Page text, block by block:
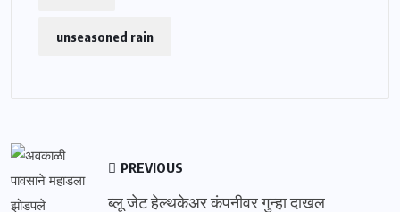
unseasoned rain
PREVIOUS
ब्लू जेट हेल्थकेअर कंपनीवर गुन्हा दाखल